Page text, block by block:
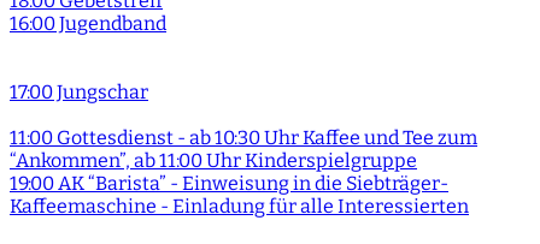
16:00 Jugendband
17:00 Jungschar
11:00 Gottesdienst - ab 10:30 Uhr Kaffee und Tee zum
“Ankommen”, ab 11:00 Uhr Kinderspielgruppe
19:00 AK “Barista” - Einweisung in die Siebträger-
Kaffeemaschine - Einladung für alle Interessierten